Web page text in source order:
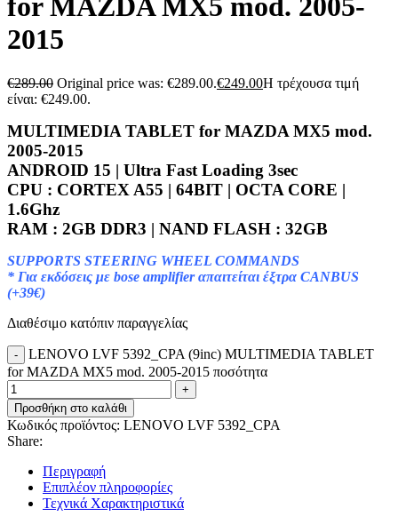
for MAZDA MX5 mod. 2005-
2015
€289.00 Original price was: €289.00.€249.00Η τρέχουσα τιμή
είναι: €249.00.
MULTIMEDIA TABLET for MAZDA MX5 mod.
2005-2015
ANDROID 15 | Ultra Fast Loading 3sec
CPU : CORTEX A55 | 64BIT | OCTA CORE |
1.6Ghz
RAM : 2GB DDR3 | NAND FLASH : 32GB
SUPPORTS STEERING WHEEL COMMANDS
* Για εκδόσεις με bose amplifier απαιτείται έξτρα CANBUS
(+39€)
Διαθέσιμο κατόπιν παραγγελίας
LENOVO LVF 5392_CPA (9inc) MULTIMEDIA TABLET
for MAZDA MX5 mod. 2005-2015 ποσότητα
Προσθήκη στο καλάθι
Κωδικός προϊόντος: LENOVO LVF 5392_CPA
Share:
Περιγραφή
Επιπλέον πληροφορίες
Τεχνικά Χαρακτηριστικά